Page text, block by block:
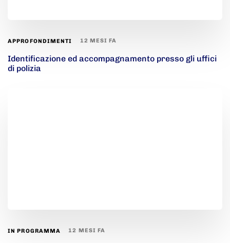
APPROFONDIMENTI 12 MESI FA
Identificazione ed accompagnamento presso gli uffici
di polizia
IN PROGRAMMA 12 MESI FA